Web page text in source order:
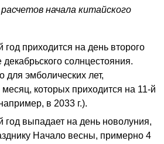
начала китайского
год приходится на день второго
солнцестояния.
для эмболических лет,
которых приходится на 11-й
в 2033 г.).
год выпадает на день новолуния,
Начало весны, примерно 4